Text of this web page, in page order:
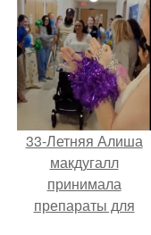
33-Летняя Алиша
макдугалл
принимала
препараты для